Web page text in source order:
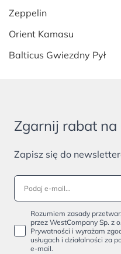
Zeppelin
Orient Kamasu
Balticus Gwiezdny Pył
Zgarnij rabat
Zapisz się do
Rozumiem zasady
przez WestCompany Sp. z
Prywatności i wyrażam
usługach i działalności za
e-mail.